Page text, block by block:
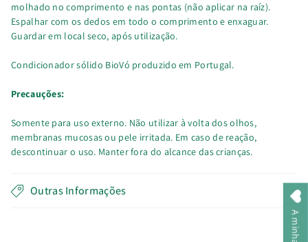
molhado no comprimento e nas pontas (não aplicar na raíz).
Espalhar com os dedos em todo o comprimento e enxaguar.
Guardar em local seco, após utilização.
Condicionador sólido BioVó produzido em Portugal.
Precauções:
Somente para uso externo. Não utilizar à volta dos olhos,
membranas mucosas ou pele irritada. Em caso de reação,
descontinuar o uso. Manter fora do alcance das crianças.
Outras Informações